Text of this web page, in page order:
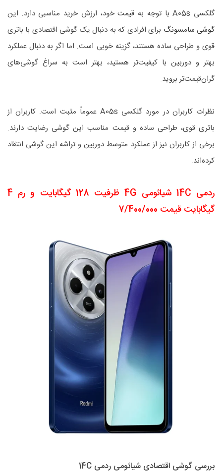
گلکسی A05s با توجه به قیمت خود، ارزش خرید مناسبی دارد. این
گوشی سامسونگ برای افرادی که به دنبال یک گوشی اقتصادی با باتری
قوی و طراحی ساده هستند، گزینه خوبی است. اما اگر به دنبال عملکرد
بهتر و دوربین با کیفیت‌تر هستید، بهتر است به سراغ گوشی‌های
گران‌قیمت‌تر بروید.
نظرات کاربران در مورد گلکسی A05s عموماً مثبت است. کاربران از
باتری قوی، طراحی ساده و قیمت مناسب این گوشی رضایت دارند.
برخی از کاربران نیز از عملکرد متوسط دوربین و تراشه این گوشی انتقاد
کرده‌اند.
ردمی 14C شیائومی 4G ظرفیت 128 گیگابایت و رم 4
گیگابایت قیمت 7/400/000
بررسی گوشی اقتصادی شیائومی ردمی 14C